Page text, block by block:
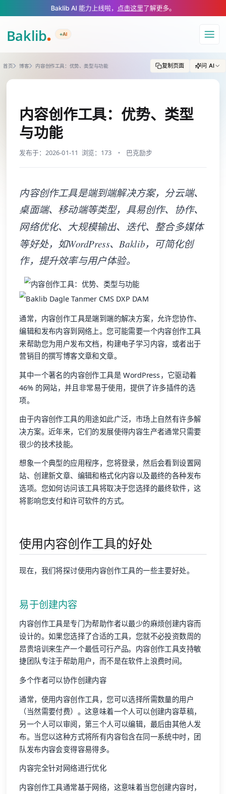
A Markdown version of this page is available at https://
Baklib AI 能力上线啦， 点击这里了解更多。
+AI
导航
首页 博客 内容创作工具：优势、类型与功能 复制页面 问 AI
内容创作工具：优势、类型
与功能
发布于：2026-01-11 浏览：173 巴克励步
内容创作工具是端到端解决方案，分云端、
桌面端、移动端等类型，具易创作、协作、
网络优化、大规模输出、迭代、整合多媒体
等好处，如WordPress、Baklib，可简化创
作，提升效率与用户体验。
通常，内容创作工具是端到端的解决方案，允许您协作、
编辑和发布内容到网络上。您可能需要一个内容创作工具
来帮助您为用户发布文档，构建电子学习内容，或者出于
营销目的撰写博客文章和文章。
其中一个著名的内容创作工具是 WordPress，它驱动着
46% 的网站，并且非常易于使用，提供了许多插件的选
项。
由于内容创作工具的用途如此广泛，市场上自然有许多解
决方案。近年来，它们的发展使得内容生产者通常只需要
很少的技术技能。
想象一个典型的应用程序，您将登录，然后会看到设置网
站、创建新文章、编辑和格式化内容以及最终的各种发布
选项。您如何访问该工具将取决于您选择的最终软件，这
将影响您支付和许可软件的方式。
使用内容创作工具的好处
现在，我们将探讨使用内容创作工具的一些主要好处。
易于创建内容
内容创作工具是专门为帮助作者以最少的麻烦创建内容而
设计的。如果您选择了合适的工具，您就不必投资数周的
昂贵培训来生产一个最低可行产品。内容创作工具支持敏
捷团队专注于帮助用户，而不是在软件上浪费时间。
多个作者可以协作创建内容
通常，使用内容创作工具，您可以选择所需数量的用户
（当然需要付费）。这意味着一个人可以创建内容草稿，
另一个人可以审阅，第三个人可以编辑，最后由其他人发
布。当您以这种方式将所有内容包含在同一系统中时，团
队发布内容会变得容易得多。
内容完全针对网络进行优化
内容创作工具通常基于网络，这意味着当您创建内容时，